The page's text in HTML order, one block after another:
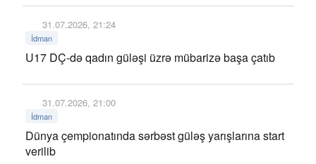
31.07.2026, 21:24
İdman
U17 DÇ-də qadın güləşi üzrə mübarizə başa çatıb
31.07.2026, 21:00
İdman
Dünya çempionatında sərbəst güləş yarışlarına start
verilib